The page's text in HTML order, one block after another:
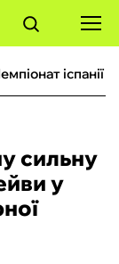
чемпіонат іспанії
сильну
у